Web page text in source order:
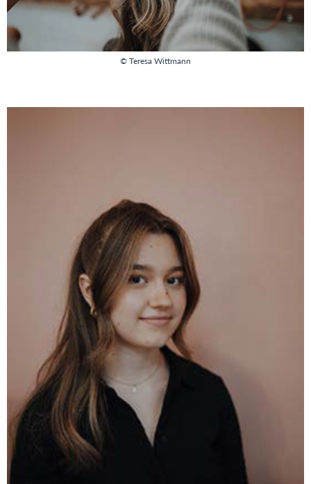
© Teresa Wittmann